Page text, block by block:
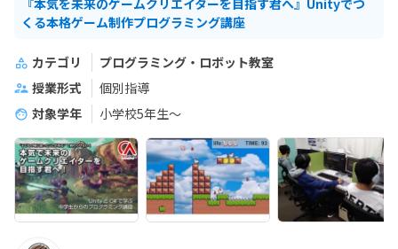
『本気を未来のゲームクリエイターを目指す君へ』Unityでつ
くる本格ゲーム制作プログラミング講座
カテゴリ
プログラミング・ロボット教室
授業形式
個別指導
対象学年
小学校5年生～